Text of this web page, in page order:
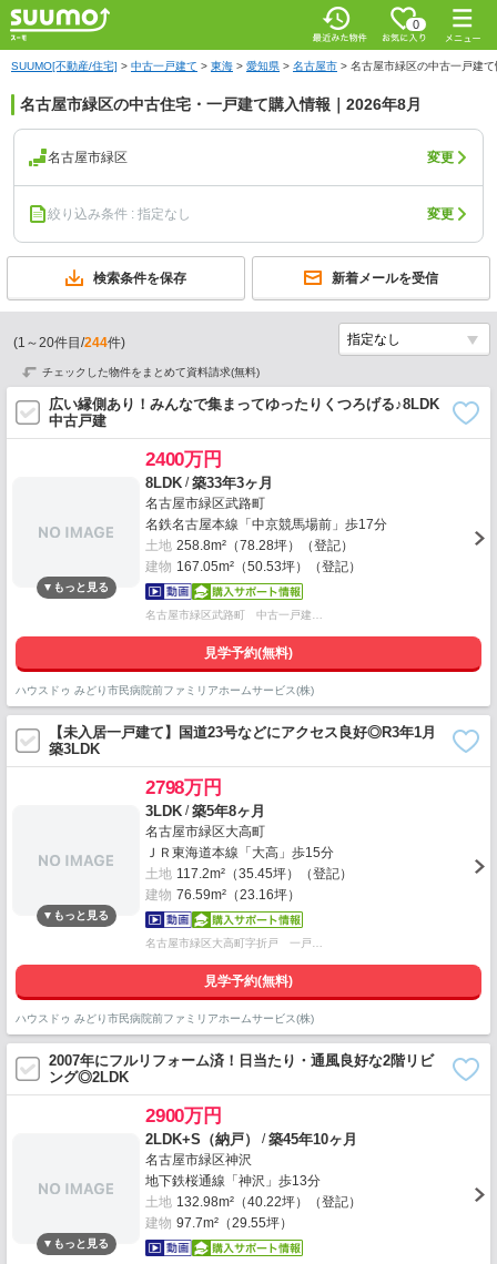
0
SUUMO[不動産/住宅] > 中古一戸建て > 東海 > 愛知県 > 名古屋市 > 名古屋市緑区の中古一戸建て
名古屋市緑区の中古住宅・一戸建て購入情報｜2026年8月
名古屋市緑区 変更
絞り込み条件 : 指定なし 変更
検索条件を保存 新着メールを受信
(1 ～20件目/244件)
チェックした物件をまとめて資料請求(無料)
広い縁側あり！みんなで集まってゆったりくつろげる♪8LDK
中古戸建
2400万円
8LDK /築33年3ヶ月
名古屋市緑区武路町
名鉄名古屋本線「中京競馬場前」歩17分
土地 258.8m²（78.28坪）（登記）
建物 167.05m²（50.53坪）（登記）
名古屋市緑区武路町 中古一戸建…
見学予約(無料)
ハウスドゥ みどり市民病院前ファミリアホームサービス(株)
【未入居一戸建て】国道23号などにアクセス良好◎R3年1月
築3LDK
2798万円
3LDK /築5年8ヶ月
名古屋市緑区大高町
ＪＲ東海道本線「大高」歩15分
土地 117.2m²（35.45坪）（登記）
建物 76.59m²（23.16坪）
名古屋市緑区大高町字折戸 一戸…
見学予約(無料)
ハウスドゥ みどり市民病院前ファミリアホームサービス(株)
2007年にフルリフォーム済！日当たり・通風良好な2階リビ
ング◎2LDK
2900万円
2LDK+S（納戸） /築45年10ヶ月
名古屋市緑区神沢
地下鉄桜通線「神沢」歩13分
土地 132.98m²（40.22坪）（登記）
建物 97.7m²（29.55坪）